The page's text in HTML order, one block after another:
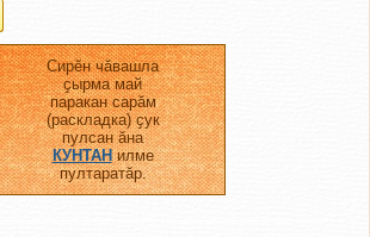
Сирӗн чӑвашла
ҫырма май
паракан сарӑм
(раскладка) ҫук
пулсан ӑна
КУНТАНилме
пултаратӑр.